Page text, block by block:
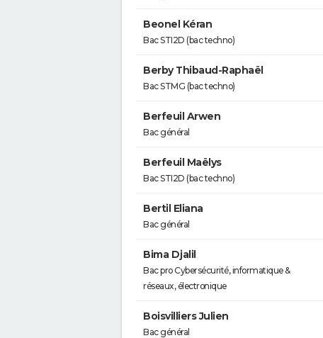
Beonel Kéran
Bac STI2D (bac techno)
Berby Thibaud-Raphaël
Bac STMG (bac techno)
Berfeuil Arwen
Bac général
Berfeuil Maëlys
Bac STI2D (bac techno)
Bertil Eliana
Bac général
Bima Djalil
Bac pro Cybersécurité, informatique &
réseaux, électronique
Boisvilliers Julien
Bac général